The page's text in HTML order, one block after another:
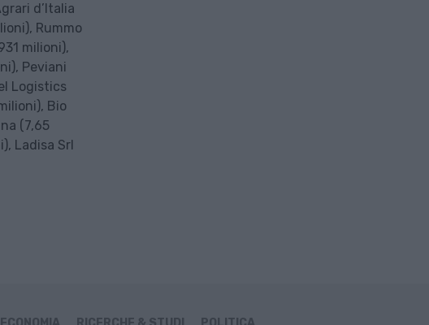
d’Italia
Rummo
milioni),
Peviani
Logistics
Bio
(7,65
Ladisa Srl